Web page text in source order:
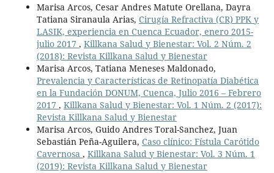
Marisa Arcos, Cesar Andres Matute Orellana, Dayra
Tatiana Siranaula Arias, Cirugía Refractiva (CR) PPK y
LASIK, experiencia en Cuenca Ecuador, enero 2015-
julio 2017 , Killkana Salud y Bienestar: Vol. 2 Núm. 2
(2018): Revista Killkana Salud y Bienestar
Marisa Arcos, Tatiana Meneses Maldonado,
Prevalencia y Características de Retinopatía Diabética
en la Fundación DONUM, Cuenca, Julio 2016 – Febrero
2017 , Killkana Salud y Bienestar: Vol. 1 Núm. 2 (2017):
Revista Killkana Salud y Bienestar
Marisa Arcos, Guido Andres Toral-Sanchez, Juan
Sebastián Peña-Aguilera, Caso clínico: Fístula Carótido
Cavernosa , Killkana Salud y Bienestar: Vol. 3 Núm. 1
(2019): Revista Killkana Salud y Bienestar